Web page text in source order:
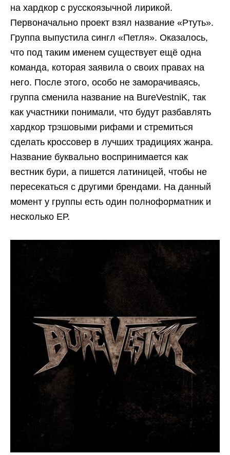
на хардкор с русскоязычной лирикой.
Первоначально проект взял название «Ртуть».
Группа выпустила сингл «Петля». Оказалось,
что под таким именем существует ещё одна
команда, которая заявила о своих правах на
него. После этого, особо не заморачиваясь,
группа сменила название на BureVestniK, так
как участники понимали, что будут разбавлять
хардкор трэшовыми рифами и стремиться
сделать кроссовер в лучших традициях жанра.
Название буквально воспринимается как
вестник бури, а пишется латиницей, чтобы не
пересекаться с другими брендами. На данный
момент у группы есть один полноформатник и
несколько ЕР.